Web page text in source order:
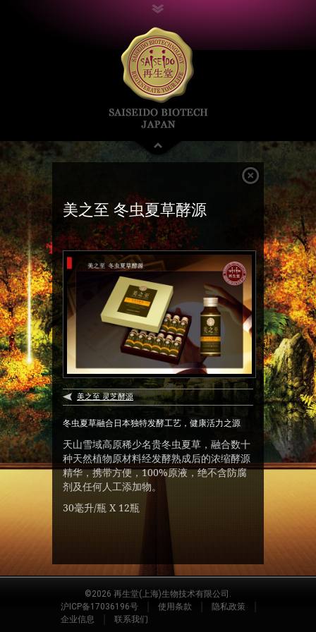
美之至 冬虫夏草酵源
美之至 灵芝酵源
冬虫夏草融合日本独特发酵工艺，健康活力之源
天山雪域高原稀少名贵冬虫夏草，融合数十
种天然植物原材料经发酵熟成后的浓缩酵源
精华，携带方便，100%原液，绝不含防腐
剂及任何人工添加物。
30毫升/瓶 X 12瓶
©2026 再生堂(上海)生物技术有限公司.
沪ICP备17036196号
使用条款 隐私政策
企业信息 联系我们